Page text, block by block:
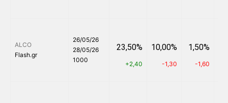
ALCO
Flash.gr
26/05/26
28/05/26
1000
23,50%
+2,40
10,00%
-1,30
1,50%
-1,60